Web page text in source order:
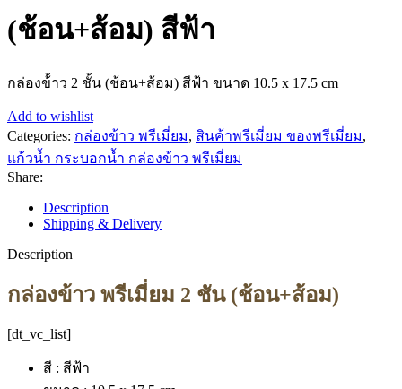
(ช้อน+ส้อม) สีฟ้า
กล่องข้้าว 2 ชั้น (ช้อน+ส้อม) สีฟ้า ขนาด 10.5 x 17.5 cm
Add to wishlist
Categories: กล่องข้าว พรีเมี่ยม, สินค้าพรีเมี่ยม ของพรีเมี่ยม,
แก้วน้ำ กระบอกน้ำ กล่องข้าว พรีเมี่ยม
Share:
Description
Shipping & Delivery
Description
กล่องข้าว พรีเมี่ยม 2 ชัน (ช้อน+ส้อม)
[dt_vc_list]
สี : สีฟ้า